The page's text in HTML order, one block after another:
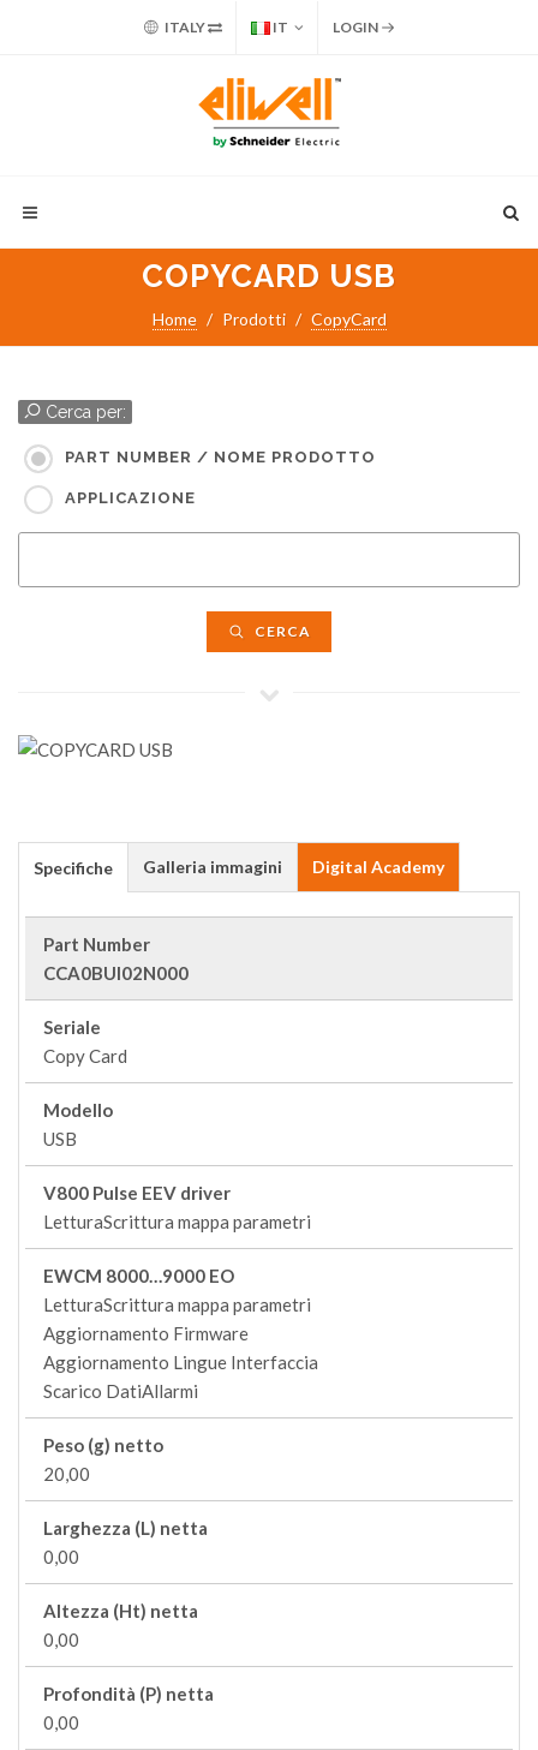
ITALY IT LOGIN
COPYCARD USB
Home Prodotti CopyCard
Cerca per:
PART NUMBER / NOME PRODOTTO
APPLICAZIONE
CERCA
Specifiche Galleria immagini Digital Academy
Part Number
CCA0BUI02N000
Seriale
Copy Card
Modello
USB
V800 Pulse EEV driver
LetturaScrittura mappa parametri
EWCM 8000…9000 EO
LetturaScrittura mappa parametri
Aggiornamento Firmware
Aggiornamento Lingue Interfaccia
Scarico DatiAllarmi
Peso (g) netto
20,00
Larghezza (L) netta
0,00
Altezza (Ht) netta
0,00
Profondità (P) netta
0,00